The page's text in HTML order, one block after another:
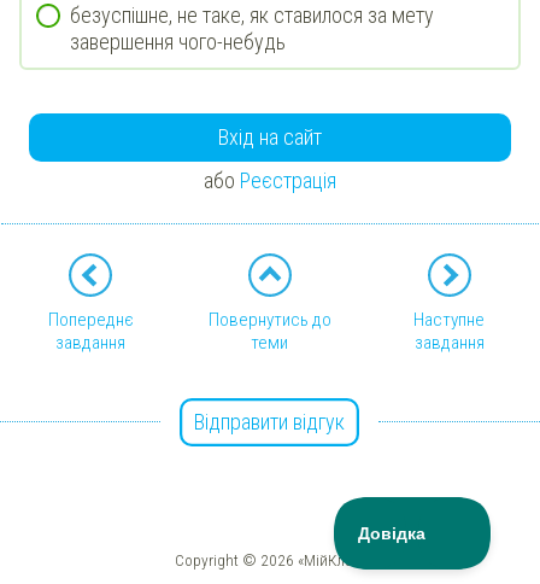
безуспішне, не таке, як ставилося за мету
завершення чого-небудь
Вхід на сайт
або Реєстрація
Попереднє
завдання
Повернутись до
теми
Наступне
завдання
Відправити відгук
Copyright © 2026 «МійКлас»